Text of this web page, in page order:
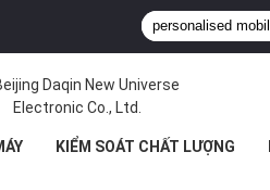
KIỂM SOÁT CHẤT LƯỢNG